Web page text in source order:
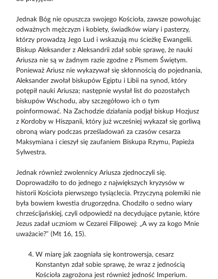
Jednak Bóg nie opuszcza swojego Kościoła, zawsze powołując
odważnych mężczyzn i kobiety, świadków wiary i pasterzy,
którzy prowadzą Jego Lud i wskazują mu ścieżkę Ewangelii.
Biskup Aleksander z Aleksandrii zdał sobie sprawę, że nauki
Ariusza nie są w żadnym razie zgodne z Pismem Świętym.
Ponieważ Ariusz nie wykazywał się skłonnością do pojednania,
Aleksander zwołał biskupów Egiptu i Libii na synod, który
potępił nauki Ariusza; następnie wysłał list do pozostałych
biskupów Wschodu, aby szczegółowo ich o tym
poinformować. Na Zachodzie działania podjął biskup Hozjusz
z Kordoby w Hiszpanii, który już wcześniej wykazał się gorliwą
obroną wiary podczas prześladowań za czasów cesarza
Maksymiana i cieszył się zaufaniem Biskupa Rzymu, Papieża
Sylwestra.
Jednak również zwolennicy Ariusza zjednoczyli się.
Doprowadziło to do jednego z największych kryzysów w
historii Kościoła pierwszego tysiąclecia. Przyczyną polemiki nie
była bowiem kwestia drugorzędna. Chodziło o sedno wiary
chrześcijańskiej, czyli odpowiedź na decydujące pytanie, które
Jezus zadał uczniom w Cezarei Filipowej: „A wy za kogo Mnie
uważacie?” (Mt 16, 15).
W miarę jak zaogniała się kontrowersja, cesarz
Konstantyn zdał sobie sprawę, że wraz z jednością
Kościoła zagrożona jest również jedność Imperium.